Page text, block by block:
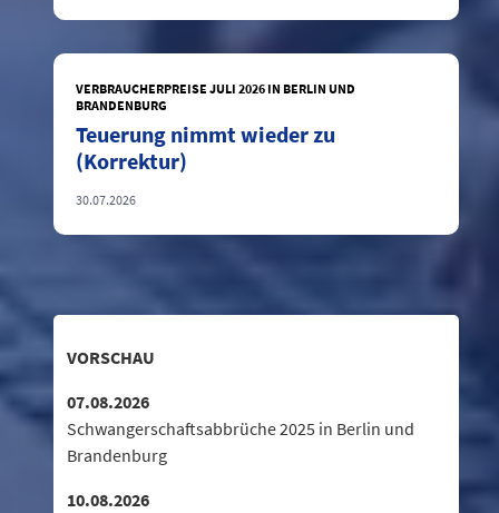
VERBRAUCHERPREISE JULI 2026 IN BERLIN UND
BRANDENBURG
Teuerung nimmt wieder zu
(Korrektur)
30.07.2026
VORSCHAU
07.08.2026
Schwangerschaftsabbrüche 2025 in Berlin und
Brandenburg
10.08.2026